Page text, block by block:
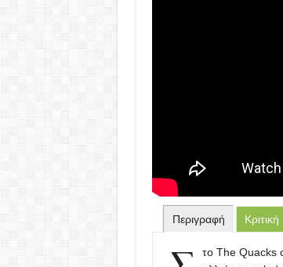
Περιγραφή Κριτική
το The Quacks